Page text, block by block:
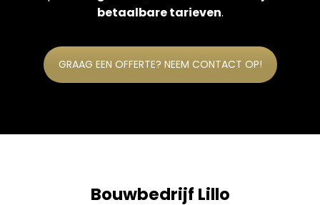
betaalbare tarieven.
GRAAG EEN OFFERTE? NEEM CONTACT OP!
Bouwbedrijf Lillo